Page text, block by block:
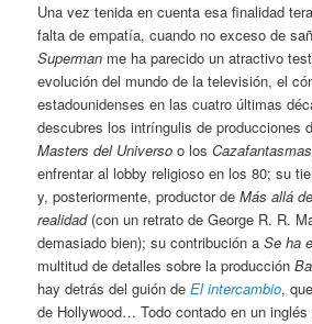
Una vez tenida en cuenta esa finalidad
falta de empatía, cuando no exceso de
Superman me ha parecido un atractivo
evolución del mundo de la televisión, el
estadounidenses en las cuatro últimas
descubres los intríngulis de producciones
Masters del Universo o losCazafantasmas
enfrentar al lobby religioso en los 80; su
y, posteriormente, productor deMás allá
realidad(con un retrato de George R. R.
demasiado bien); su contribución aSe ha
multitud de detalles sobre la producción
hay detrás del guión deEl intercambio,
de Hollywood… Todo contado en un